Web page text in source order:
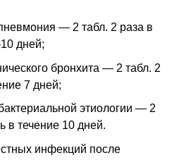
— 2 табл. 2 раза в
дней;
бронхита — 2 табл. 2
7 дней;
этиологии — 2
в течение 10 дней.
инфекций после